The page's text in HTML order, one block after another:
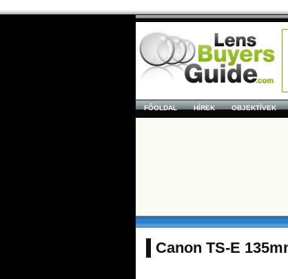
FŐOLDAL HÍREK OBJEKTÍVEK
Canon TS-E